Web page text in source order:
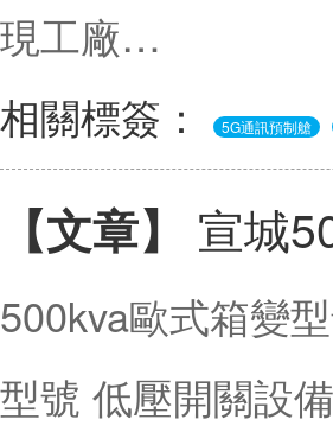
現工廠…
相關標簽：
5G通訊預制艙
【文章】 宣城
500kva歐式箱變
型號 低壓開關設